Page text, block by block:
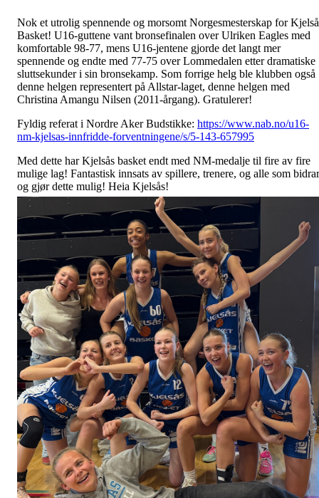
Nok et utrolig spennende og morsomt Norgesmesterskap for
Basket! U16-guttene vant bronsefinalen over Ulriken Eagles med
komfortable 98-77, mens U16-jentene gjorde det langt mer
spennende og endte med 77-75 over Lommedalen etter dramatiske
sluttsekunder i sin bronsekamp. Som forrige helg ble klubben også
denne helgen representert på Allstar-laget, denne helgen med
Christina Amangu Nilsen (2011-årgang). Gratulerer!
Fyldig referat i Nordre Aker Budstikke: https://www.nab.no/u16-
nm-kjelsas-innfridde-forventningene/s/5-143-657995
Med dette har Kjelsås basket endt med NM-medalje til fire av fire
mulige lag! Fantastisk innsats av spillere, trenere, og alle som bidrar
og gjør dette mulig! Heia Kjelsås!